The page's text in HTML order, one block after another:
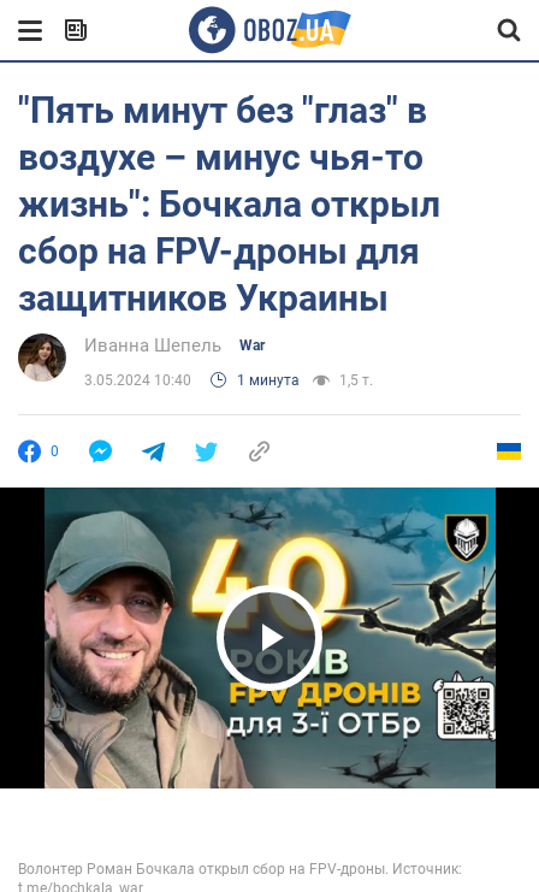
"Пять минут без "глаз" в
воздухе – минус чья-то
жизнь": Бочкала открыл
сбор на FPV-дроны для
защитников Украины
Иванна Шепель War
3.05.2024 10:40 1 минута 1,5 т.
0
Play Video